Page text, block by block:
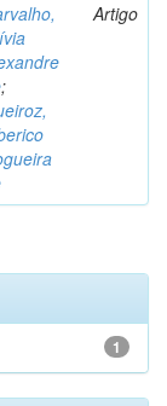
;
Artigo
1